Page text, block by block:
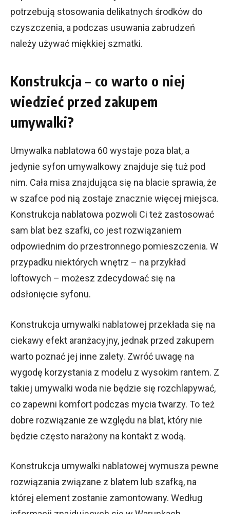
potrzebują stosowania delikatnych środków do
czyszczenia, a podczas usuwania zabrudzeń
należy używać miękkiej szmatki.
Konstrukcja – co warto o niej
wiedzieć przed zakupem
umywalki?
Umywalka nablatowa 60 wystaje poza blat, a
jedynie syfon umywalkowy znajduje się tuż pod
nim. Cała misa znajdująca się na blacie sprawia, że
w szafce pod nią zostaje znacznie więcej miejsca.
Konstrukcja nablatowa pozwoli Ci też zastosować
sam blat bez szafki, co jest rozwiązaniem
odpowiednim do przestronnego pomieszczenia. W
przypadku niektórych wnętrz – na przykład
loftowych – możesz zdecydować się na
odsłonięcie syfonu.
Konstrukcja umywalki nablatowej przekłada się na
ciekawy efekt aranżacyjny, jednak przed zakupem
warto poznać jej inne zalety. Zwróć uwagę na
wygodę korzystania z modelu z wysokim rantem. Z
takiej umywalki woda nie będzie się rozchlapywać,
co zapewni komfort podczas mycia twarzy. To też
dobre rozwiązanie ze względu na blat, który nie
będzie często narażony na kontakt z wodą.
Konstrukcja umywalki nablatowej wymusza pewne
rozwiązania związane z blatem lub szafką, na
której element zostanie zamontowany. Według